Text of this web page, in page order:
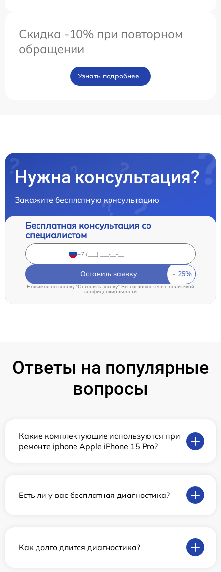
Скидка -10% при повторном
обращении
Узнать подробнее
Нужна консультация?
Закажите бесплатную консультацию
Бесплатная консультация со
специалистом
Оставить заявку
Нажимая на кнопку "Оставить заявку" Вы соглашаетесь cполитикой
конфиденциальности
Ответы на популярные
вопросы
Какие комплектующие используются при
ремонте iphone Apple iPhone 15 Pro?
Есть ли у вас бесплатная диагностика?
Как долго длится диагностика?